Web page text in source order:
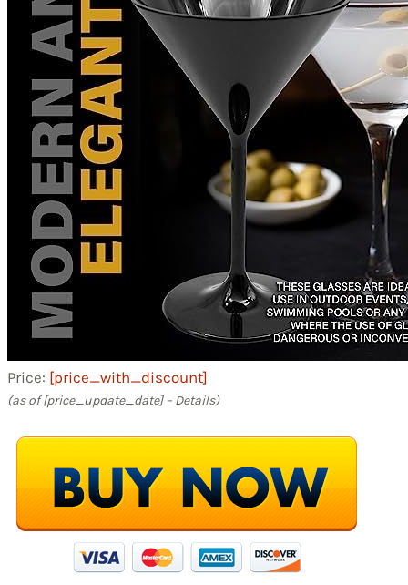
Price: [price_with_discount]
(as of [price_update_date] – Details)